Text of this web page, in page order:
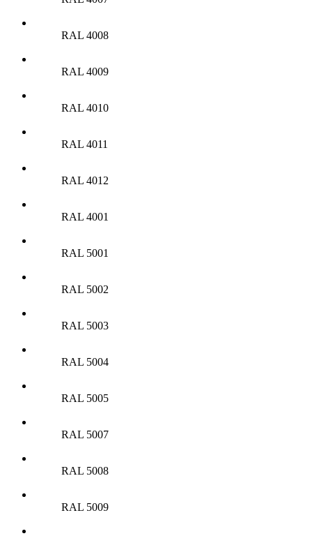
RAL 4008
RAL 4009
RAL 4010
RAL 4011
RAL 4012
RAL 4001
RAL 5001
RAL 5002
RAL 5003
RAL 5004
RAL 5005
RAL 5007
RAL 5008
RAL 5009